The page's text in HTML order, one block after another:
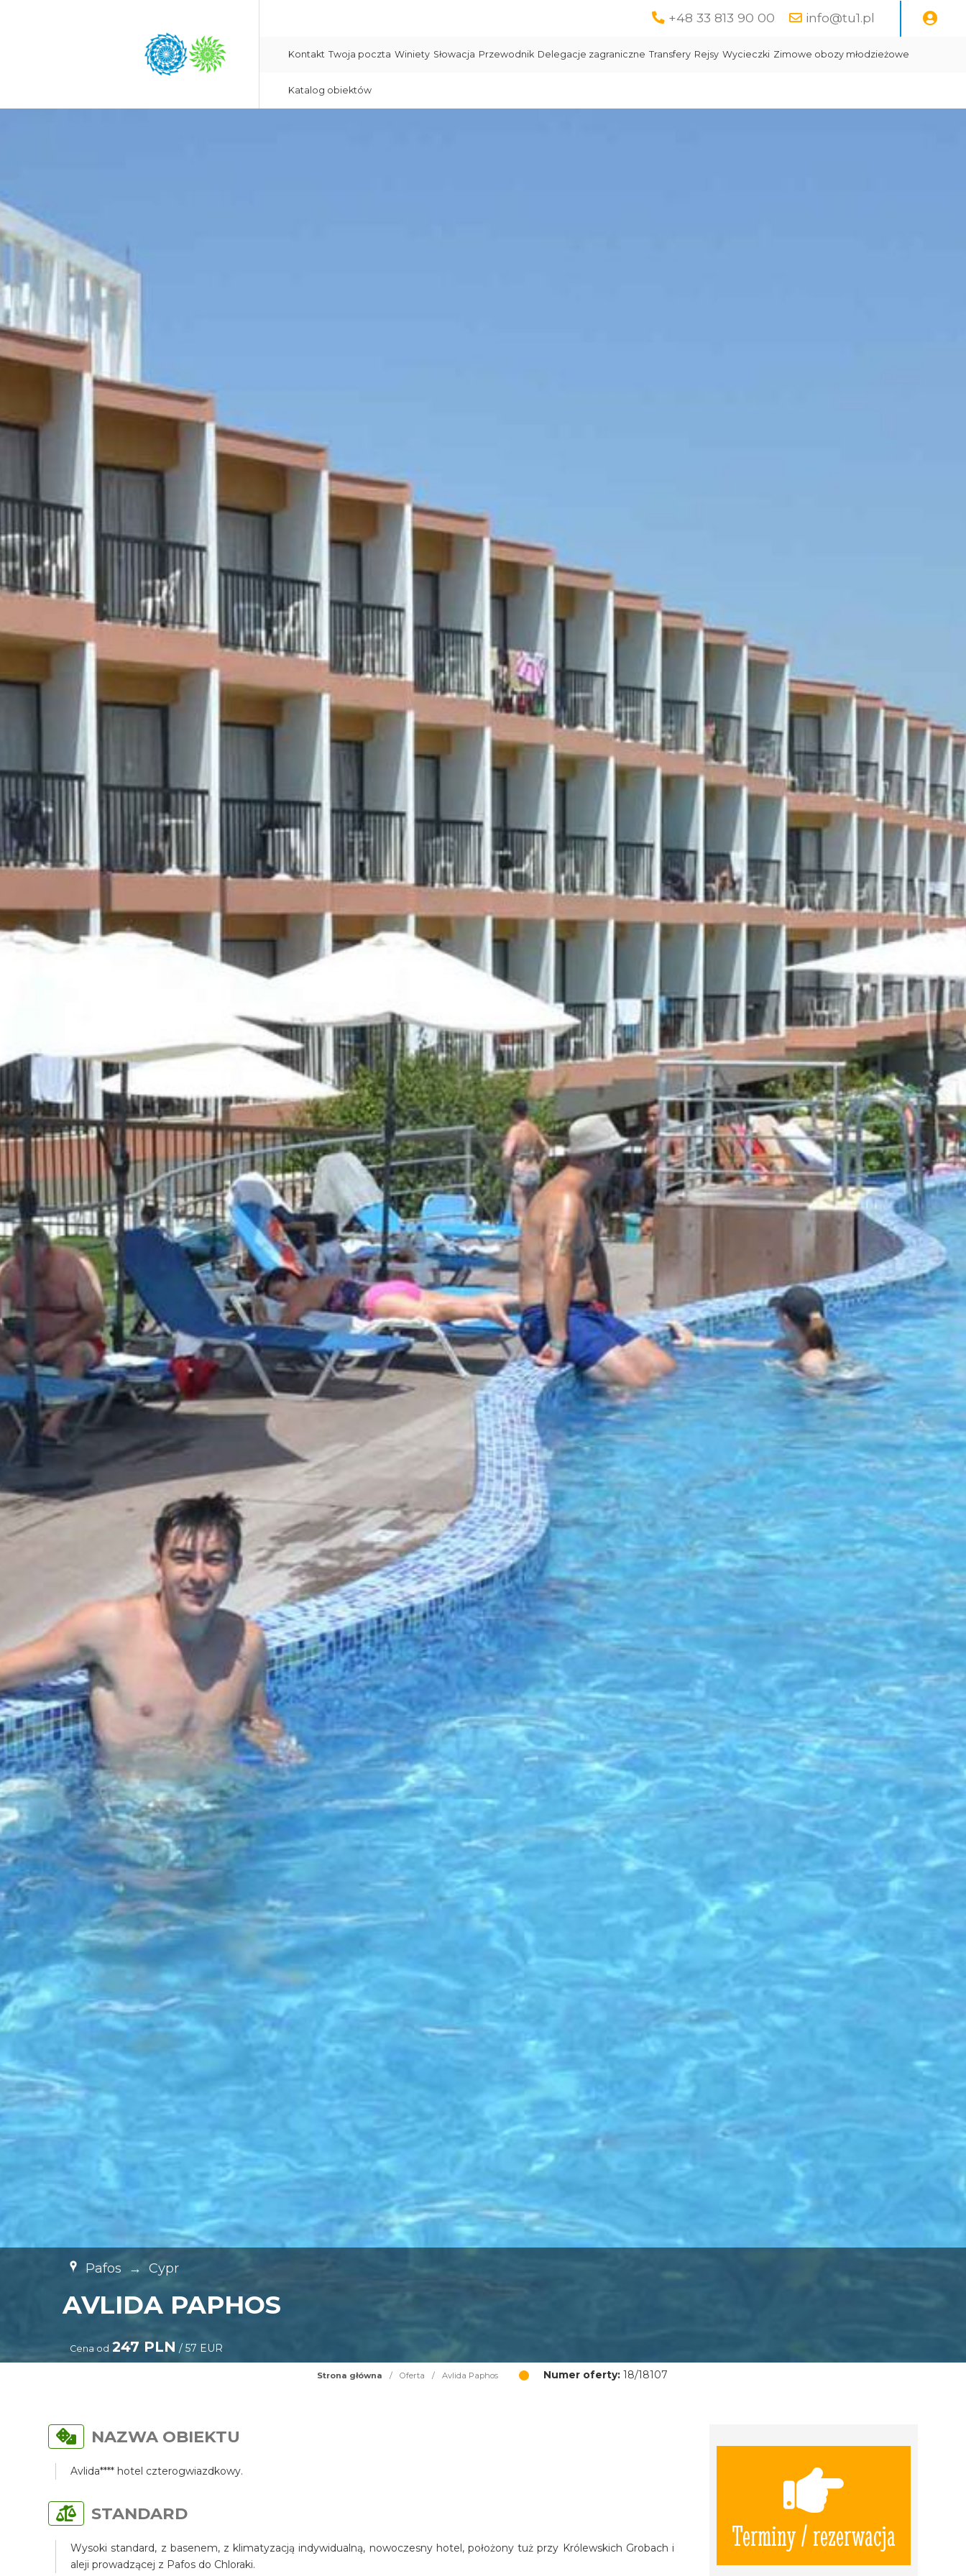
+48 33 813 90 00 info@tu1.pl
Kontakt Twoja poczta Winiety Słowacja Przewodnik Delegacje zagraniczne Transfery Rejsy Wycieczki Zimowe obozy młodzieżowe
Katalog obiektów
Pafos → Cypr
AVLIDA PAPHOS
Cena od 247 PLN / 57 EUR
Strona główna / Oferta / Avlida Paphos Numer oferty:18/18107
Terminy / rezerwacja
NAZWA OBIEKTU
Avlida**** hotel czterogwiazdkowy.
STANDARD
Wysoki standard, z basenem, z klimatyzacją indywidualną, nowoczesny hotel, położony tuż przy Królewskich Grobach i
aleji prowadzącej z Pafos do Chloraki.